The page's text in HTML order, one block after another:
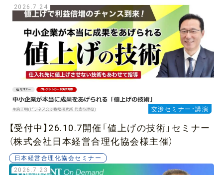
2026.7.24
交渉セミナー・講演
【受付中】26.10.7開催「値上げの技術」セミナー
（株式会社日本経営合理化協会様主催）
日本経営合理化協会セミナー
2026.7.23